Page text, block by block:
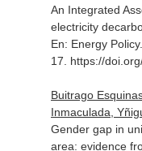
An Integrated
electricity
En: Energy Policy
17. https://
Buitrago
Inmaculada,
Gender gap in
area: evidence